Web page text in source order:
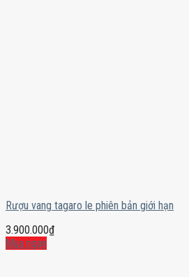
Rượu vang tagaro le phiên bản giới hạn
3.900.000₫
Mua ngay